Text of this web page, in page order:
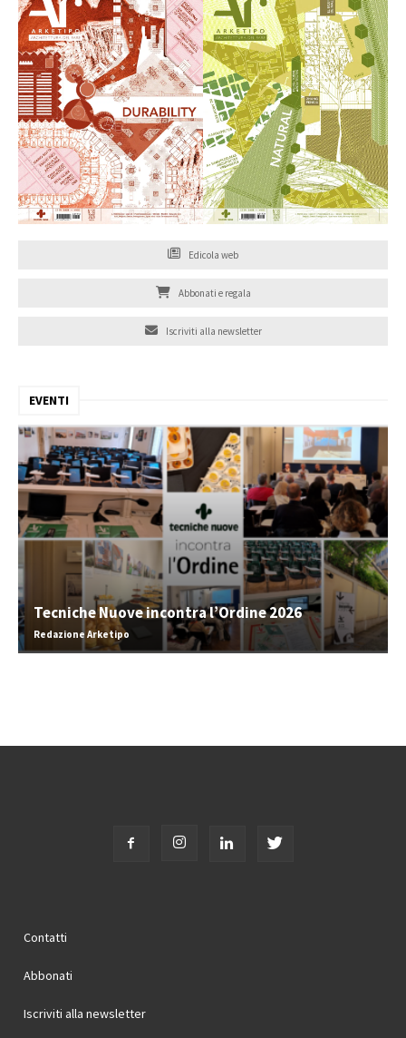
Edicola web
Abbonati e regala
Iscriviti alla newsletter
EVENTI
Tecniche Nuove incontra l’Ordine 2026
Redazione Arketipo
Contatti
Abbonati
Iscriviti alla newsletter